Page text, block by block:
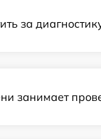
за
занимает